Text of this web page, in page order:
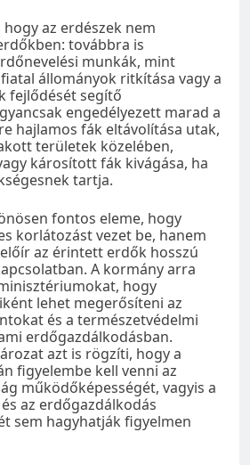
az erdészek nem
továbbra is
munkák, mint
állományok ritkítása vagy a
fejlődését segítő
engedélyezett marad a
hajlamos fák eltávolítása utak,
területek közelében,
károsított fák kivágása, ha
tartja.
fontos eleme, hogy
korlátozást vezet be, hanem
az érintett erdők hosszú
A kormány arra
hogy
lehet megerősíteni az
és a természetvédelmi
erdőgazdálkodásban.
azt is rögzíti, hogy a
figyelembe kell venni az
működőképességét, vagyis a
az erdőgazdálkodás
sem hagyhatják figyelmen